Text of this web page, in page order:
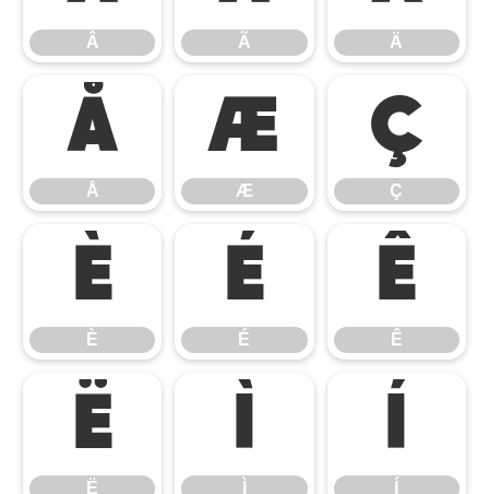
Â Ã Ä
Å
Å
Æ
Æ
Ç
Ç
È
È
É
É
Ê
Ê
Ë
Ë
Ì Í